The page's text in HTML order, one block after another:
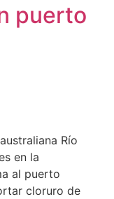
puerto
Río
en la
al puerto
cloruro de